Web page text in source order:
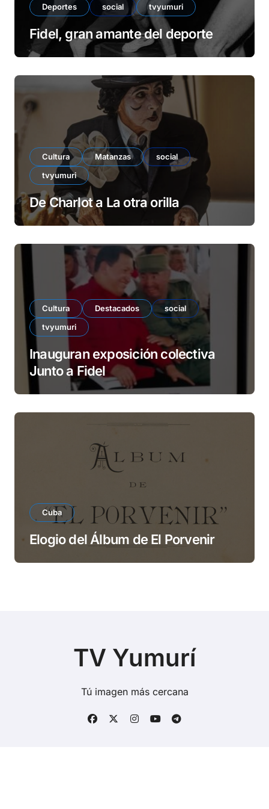
Deportes social tvyumuri
Fidel, gran amante del deporte
Cultura Matanzas
social
tvyumuri
De Charlot a La otra orilla
Cultura Destacados
social
tvyumuri
Inauguran exposición colectiva
Junto a Fidel
Cuba
Elogio del Álbum de El Porvenir
TV Yumurí
Tú imagen más cercana